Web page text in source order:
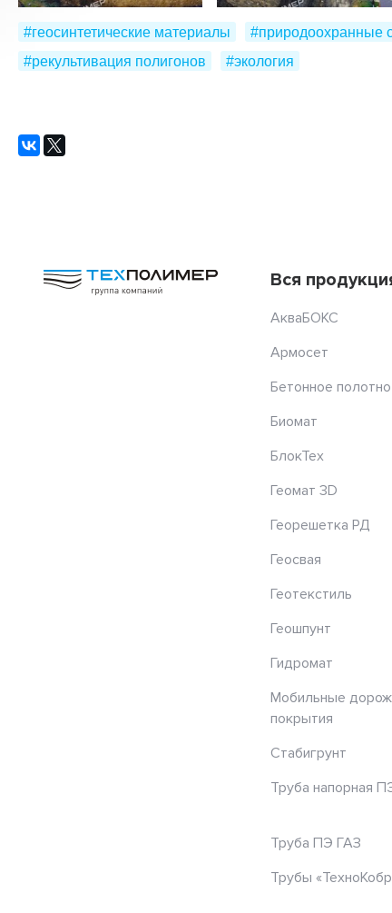
#геосинтетические материалы
#природоохранные
#рекультивация полигонов
#экология
Вся
АкваБОКС
Армосет
Бетонное полотно
Биомат
БлокТех
Геомат 3D
Георешетка РД
Геосвая
Геотекстиль
Геошпунт
Гидромат
Мобильные
покрытия
Стабигрунт
Труба напорная
Труба ПЭ ГАЗ
Трубы